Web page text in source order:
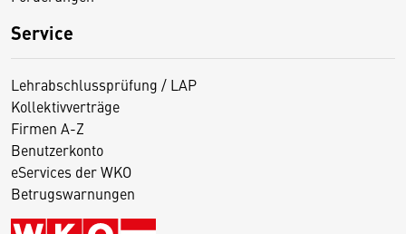
Service
Lehrabschlussprüfung / LAP
Kollektivverträge
Firmen A-Z
Benutzerkonto
eServices der WKO
Betrugswarnungen